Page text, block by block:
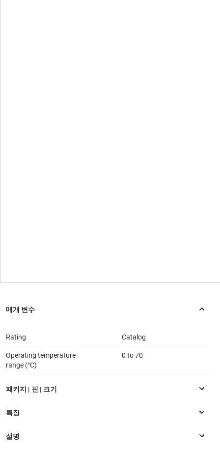
Rating Catalog
Operating temperature
range (°C)
0 to 70